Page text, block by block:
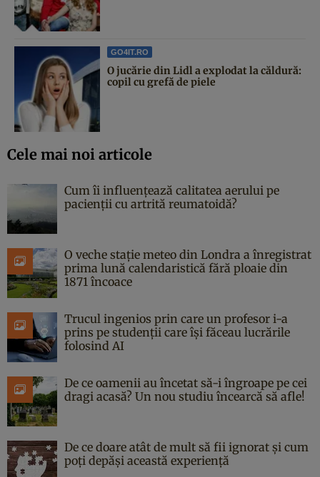
GO4IT.RO
O jucărie din Lidl a explodat la căldură:
copil cu grefă de piele
Cele mai noi articole
Cum îi influențează calitatea aerului pe
pacienții cu artrită reumatoidă?
O veche stație meteo din Londra a înregistrat
prima lună calendaristică fără ploaie din
1871 încoace
Trucul ingenios prin care un profesor i-a
prins pe studenții care își făceau lucrările
folosind AI
De ce oamenii au încetat să-i îngroape pe cei
dragi acasă? Un nou studiu încearcă să afle!
De ce doare atât de mult să fii ignorat și cum
poți depăși această experiență